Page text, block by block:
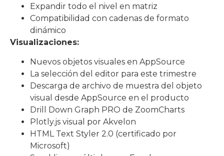
Expandir todo el nivel en matriz
Compatibilidad con cadenas de formato
dinámico
Visualizaciones:
Nuevos objetos visuales en AppSource
La selección del editor para este trimestre
Descarga de archivo de muestra del objeto
visual desde AppSource en el producto
Drill Down Graph PRO de ZoomCharts
Plotly.js visual por Akvelon
HTML Text Styler 2.0 (certificado por
Microsoft)